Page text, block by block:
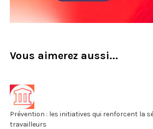
Vous aimerez aussi...
Prévention : les initiatives qui renforcent la
travailleurs